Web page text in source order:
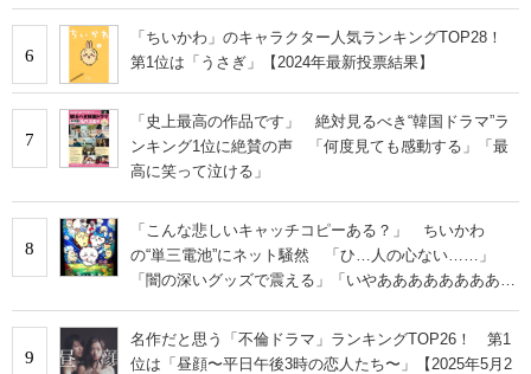
6
「ちいかわ」のキャラクター人気ランキングTOP28！
第1位は「うさぎ」【2024年最新投票結果】
7
「史上最高の作品です」 絶対見るべき“韓国ドラマ”ラ
ンキング1位に絶賛の声 「何度見ても感動する」「最
高に笑って泣ける」
8
「こんな悲しいキャッチコピーある？」 ちいかわ
の“単三電池”にネット騒然 「ひ…人の心ない……」
「闇の深いグッズで震える」「いやあああああああああ
9
名作だと思う「不倫ドラマ」ランキングTOP26！ 第1
位は「昼顔〜平日午後3時の恋人たち〜」【2025年5月2